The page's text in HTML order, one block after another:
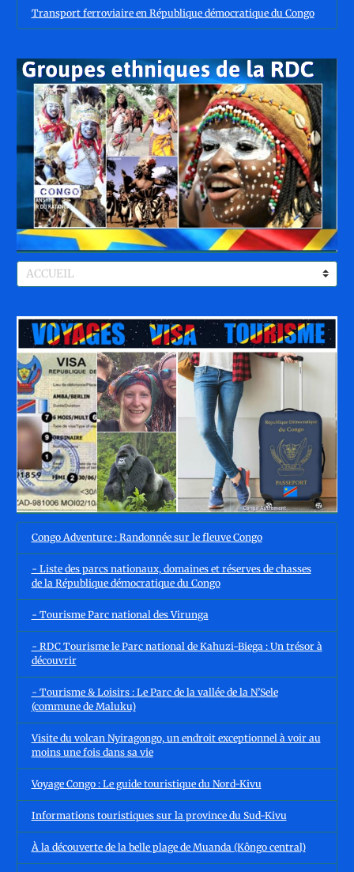
Transport ferroviaire en République démocratique du Congo
Congo Adventure : Randonnée sur le fleuve Congo
- Liste des parcs nationaux, domaines et réserves de chasses
de la République démocratique du Congo
- Tourisme Parc national des Virunga
- RDC Tourisme le Parc national de Kahuzi-Biega : Un trésor à
découvrir
- Tourisme & Loisirs : Le Parc de la vallée de la N’Sele
(commune de Maluku)
Visite du volcan Nyiragongo, un endroit exceptionnel à voir au
moins une fois dans sa vie
Voyage Congo : Le guide touristique du Nord-Kivu
Informations touristiques sur la province du Sud-Kivu
À la découverte de la belle plage de Muanda (Kôngo central)